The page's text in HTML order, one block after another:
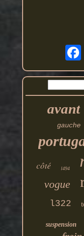
avant
gauche
côté l494
vogue
l322
suspension